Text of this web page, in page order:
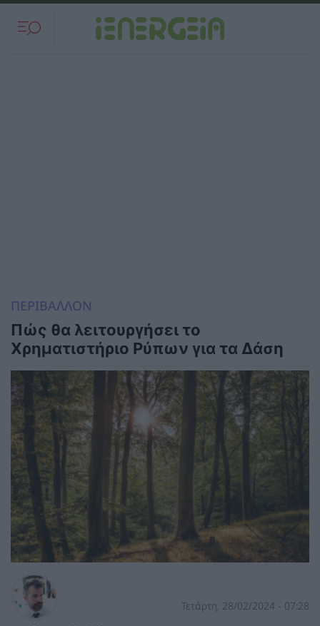
ΠΕΡΙΒΑΛΛΟΝ
Πώς θα λειτουργήσει το
Χρηματιστήριο Ρύπων για τα Δάση
Τετάρτη, 28/02/2024 - 07:28